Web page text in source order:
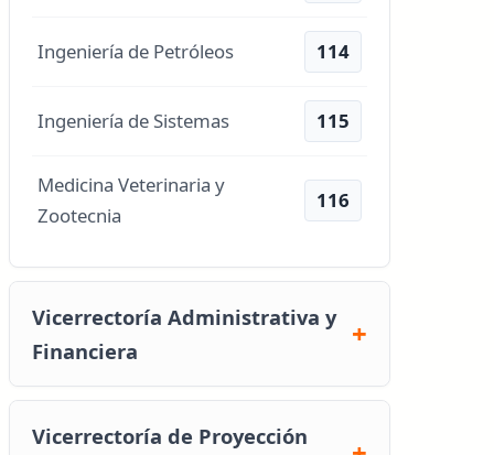
Ingeniería de Petróleos 114
Ingeniería de Sistemas 115
Medicina Veterinaria y
Zootecnia
116
Vicerrectoría Administrativa y
Financiera
Vicerrectoría de Proyección